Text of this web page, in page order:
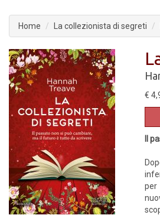
Home La collezionista di segreti
€
Il
per